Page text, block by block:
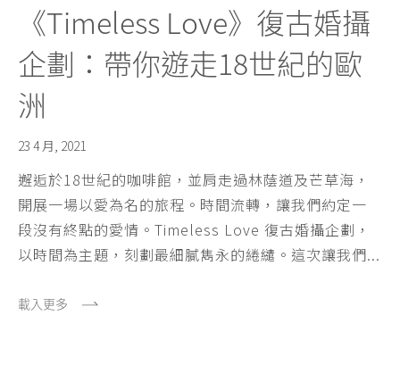
載入更多
23 4 月, 2021
《Timeless Love》復古婚攝
企劃：帶你遊走18世紀的歐
洲
邂逅於18世紀的咖啡館，並肩走過林蔭道及芒草海，
開展一場以愛為名的旅程。時間流轉，讓我們約定一
段沒有終點的愛情。Timeless Love 復古婚攝企劃，
以時間為主題，刻劃最細膩雋永的綣繾。這次讓我們...